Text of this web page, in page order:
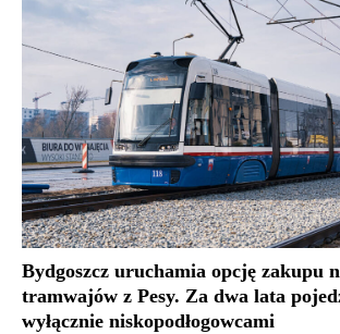
Bydgoszcz uruchamia opcję zakupu
tramwajów z Pesy. Za dwa lata
wyłącznie niskopodłogowcami